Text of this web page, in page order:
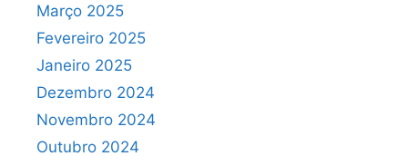
Março 2025
Fevereiro 2025
Janeiro 2025
Dezembro 2024
Novembro 2024
Outubro 2024